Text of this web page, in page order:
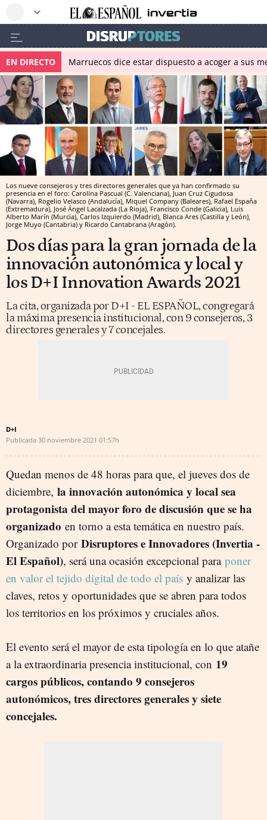
EN DIRECTO Marruecos dice estar dispuesto a acoger a sus
Los nueve consejeros y tres directores generales que ya han confirmado su
presencia en el foro: Carolina Pascual (C. Valenciana), Juan Cruz Cigudosa
(Navarra), Rogelio Velasco (Andalucía), Miquel Company (Baleares), Rafael España
(Extremadura), José Ángel Lacalzada (La Rioja), Francisco Conde (Galicia), Luis
Alberto Marín (Murcia), Carlos Izquierdo (Madrid), Blanca Ares (Castilla y León),
Jorge Muyo (Cantabria) y Ricardo Cantabrana (Aragón).
Dos días para la gran jornada de la
innovación autonómica y local y
los D+I Innovation Awards 2021
La cita, organizada por D+I - EL ESPAÑOL, congregará
la máxima presencia institucional, con 9 consejeros, 3
directores generales y 7 concejales.
D+I
Publicada 30 noviembre 2021 01:57h
Quedan menos de 48 horas para que, el jueves dos de
diciembre, la innovación autonómica y local sea
protagonista del mayor foro de discusión que se ha
organizado en torno a esta temática en nuestro país.
Organizado por Disruptores e Innovadores (Invertia -
El Español), será una ocasión excepcional para poner
en valor el tejido digital de todo el país y analizar las
claves, retos y oportunidades que se abren para todos
los territorios en los próximos y cruciales años.
El evento será el mayor de esta tipología en lo que atañe
a la extraordinaria presencia institucional, con 19
cargos públicos, contando 9 consejeros
autonómicos, tres directores generales y siete
concejales.